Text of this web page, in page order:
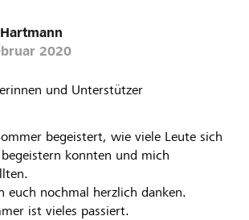
2020
und Unterstützer
begeistert, wie viele Leute sich
konnten und mich
euch nochmal herzlich danken.
ist vieles passiert.